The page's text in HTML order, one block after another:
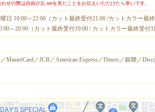
せの際は自由が丘.netを見たことをお伝えいただけたら幸いです。
日 10:00～22:00（カット最終受付21:00 /カットカラー最終
～20:00（カット最終受付19:00 / カットカラー最終受付
MasterCard／JCB／American Express／Diners／銀聯／